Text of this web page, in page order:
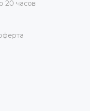
20 часов